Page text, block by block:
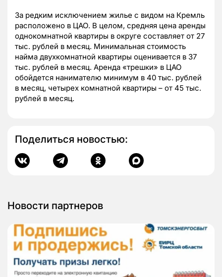
За редким исключением жилье с видом на Кремль
расположено в ЦАО. В целом, средняя цена аренды
однокомнатной квартиры в округе составляет от 27
тыс. рублей в месяц. Минимальная стоимость
найма двухкомнатной квартиры оценивается в 37
тыс. рублей в месяц. Аренда «трешки» в ЦАО
обойдется нанимателю минимум в 40 тыс. рублей
в месяц, четырех комнатной квартиры – от 45 тыс.
рублей в месяц.
Поделиться новостью:
Новости партнеров